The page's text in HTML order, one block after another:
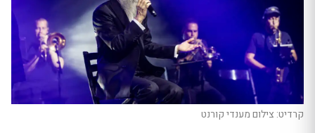
קרדיט: צילום מענדי קורנט